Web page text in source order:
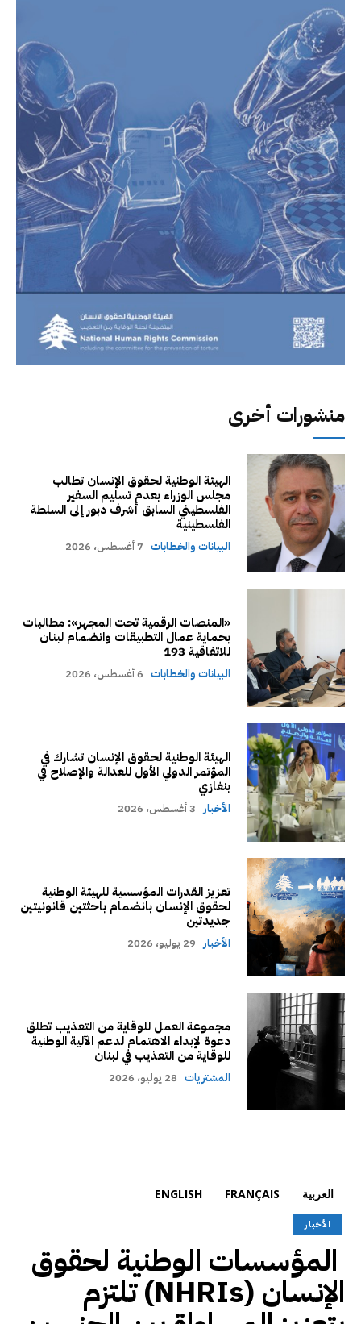
منشورات أخرى
الهيئة الوطنية لحقوق الإنسان تطالب
مجلس الوزراء بعدم تسليم السفير
الفلسطيني السابق أشرف دبور إلى السلطة
الفلسطينية
البيانات والخطابات 7 أغسطس، 2026
«المنصات الرقمية تحت المجهر»: مطالبات
بحماية عمال التطبيقات وانضمام لبنان
للاتفاقية 193
البيانات والخطابات 6 أغسطس، 2026
الهيئة الوطنية لحقوق الإنسان تشارك في
المؤتمر الدولي الأول للعدالة والإصلاح في
بنغازي
الأخبار 3 أغسطس، 2026
تعزيز القدرات المؤسسية للهيئة الوطنية
لحقوق الإنسان بانضمام باحثتين قانونيتين
جديدتين
الأخبار 29 يوليو، 2026
مجموعة العمل للوقاية من التعذيب تطلق
دعوة لإبداء الاهتمام لدعم الآلية الوطنية
للوقاية من التعذيب في لبنان
المشتريات 28 يوليو، 2026